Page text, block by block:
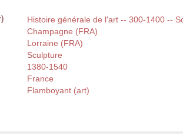
Histoire générale de l'art -- 300-1400 --
Champagne (FRA)
Lorraine (FRA)
Sculpture
1380-1540
France
Flamboyant (art)